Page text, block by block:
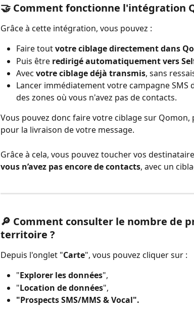
🤝 Comment fonctionne l'intégration
Grâce à cette intégration, vous pouvez :
Faire tout votre ciblage directement dans
Puis être redirigé automatiquement vers
Avec votre ciblage déjà transmis, sans
Lancer immédiatement votre campagne SMS
des zones où vous n'avez pas de contacts.
Vous pouvez donc faire votre ciblage sur
pour la livraison de votre message.
Grâce à cela, vous pouvez toucher vos
vous n’avez pas encore de contacts, avec un
🔎 Comment consulter le nombre de
territoire ?
Depuis l'onglet "Carte", vous pouvez cliquer sur :
"Explorer les données",
"Location de données",
"Prospects SMS/MMS & Vocal".